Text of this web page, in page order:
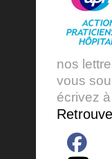
nos
vous
écrivez à